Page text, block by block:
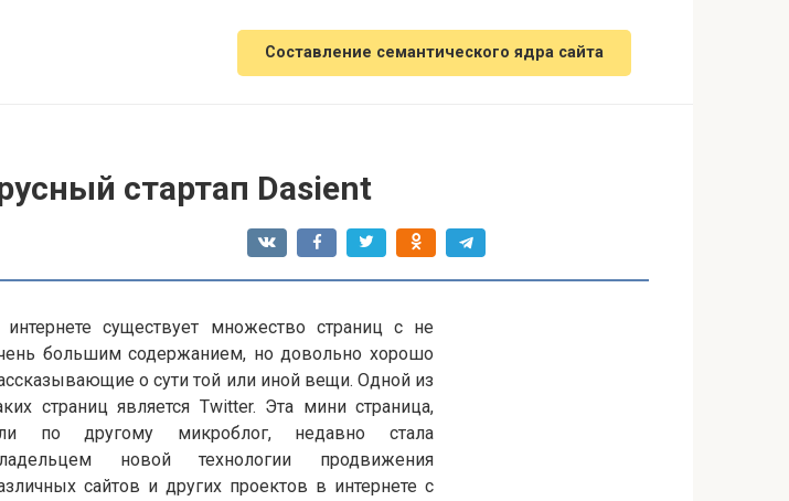
Составление семантического ядра сайта
стартап Dasient
интернете существует множество страниц с не
большим содержанием, но довольно хорошо
о сути той или иной вещи. Одной из
страниц является Twitter. Эта мини страница,
по другому микроблог, недавно стала
новой технологии продвижения
сайтов и других проектов в интернете с